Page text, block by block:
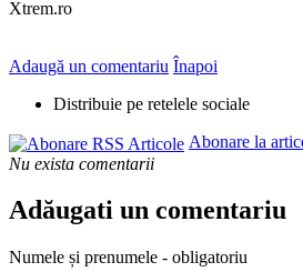
Xtrem.ro
Adaugă un comentariu Înapoi
Distribuie pe retelele sociale
Abonare la
Nu exista comentarii
Adăugati un comentariu
Numele și prenumele - obligatoriu